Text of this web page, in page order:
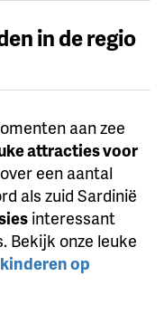
in de regio
aan zee
attracties voor
een aantal
als zuid Sardinië
interessant
Bekijk onze leuke
op